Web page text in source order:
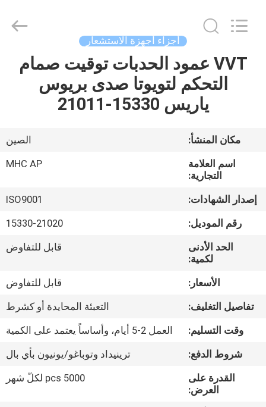
الصفحة
الرئيسية
معلومات
جولة
مراقبة
الجودة
اتصل
Limited.
Reserved.
أجزاء أجهزة الاستشعار
VVT عمود الحدبات توقيت صمام
التحكم لتويوتا صدى بريوس
ياريس 15330-21011
مكان المنشأ:
الصين
اسم العلامة
التجارية:
MHC AP
إصدار الشهادات:
ISO9001
رقم الموديل:
15330-21020
الحد الأدنى
لكمية:
قابل للتفاوض
الأسعار:
قابل للتفاوض
تفاصيل التغليف:
التعبئة المحايدة أو كشرط
وقت التسليم:
العمل 2-5 أيام، وأساساً يعتمد على الكمية
شروط الدفع:
ترينيداد وتوباغو/يونيون بأي بال
القدرة على
العرض:
5000 pcs لكلّ شهر